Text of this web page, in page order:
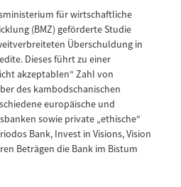
für wirtschaftliche
(BMZ) geförderte Studie
Überschuldung in
Dieses führt zu einer
akzeptablen“ Zahl von
des kambodschanischen
europäische und
sowie private „ethische“
Bank, Invest in Visions, Vision
Beträgen die Bank im Bistum